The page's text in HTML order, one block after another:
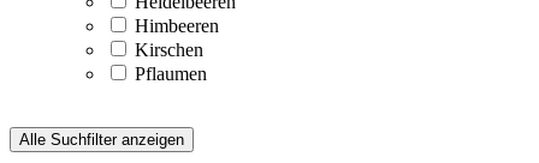
Himbeeren
Kirschen
Pflaumen
Alle Suchfilter anzeigen